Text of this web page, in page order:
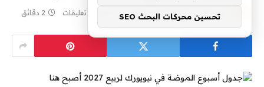
بواسطة yaraa لا توجد تعليقات 2 دقائق تحسين محركات البحث SEO